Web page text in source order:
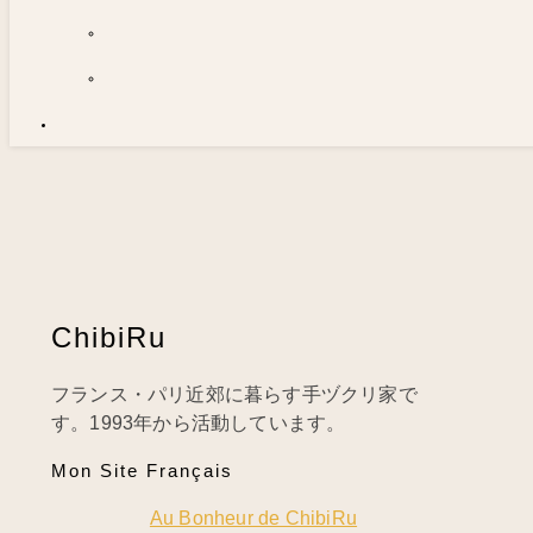
ChibiRu
フランス・パリ近郊に暮らす手ヅクリ家で
す。1993年から活動しています。
Mon Site Français
Au Bonheur de ChibiRu